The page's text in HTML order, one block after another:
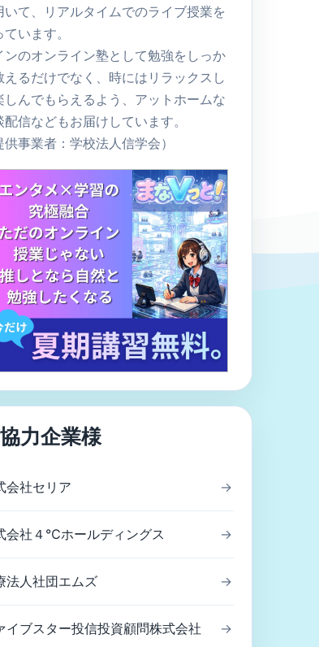
いて、リアルタイムでのライブ授業を
います。
ンのオンライン塾として勉強をしっか
えるだけでなく、時にはリラックスし
しんでもらえるよう、アットホームな
配信などもお届けしています。
供事業者：学校法人信学会）
力企業様
会社セリア →
会社４℃ホールディングス →
法人社団エムズ →
イブスター投信投資顧問株式会社 →